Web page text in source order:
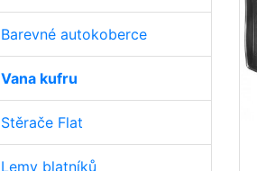
Barevné autokoberce
Vana kufru
Stěrače Flat
Lemy blatníků